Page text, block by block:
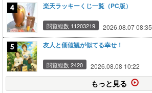
楽天ラッキーくじ一覧（PC版）
閲覧総数 11203219 2026.08.07 08:35
友人と価値観が似てる幸せ！
閲覧総数 2420 2026.08.08 10:22
もっと見る